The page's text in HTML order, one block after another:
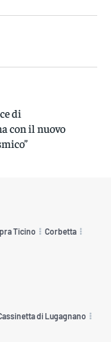
di
con il nuovo
Ticino Corbetta
di Lugagnano